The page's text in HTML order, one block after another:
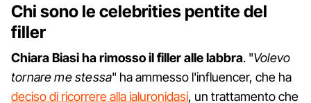
Chi sono le celebrities pentite del
filler
Chiara Biasi ha rimosso il filler alle labbra. "Volevo
tornare me stessa" ha ammesso l'influencer, che ha
deciso di ricorrere alla ialuronidasi, un trattamento che